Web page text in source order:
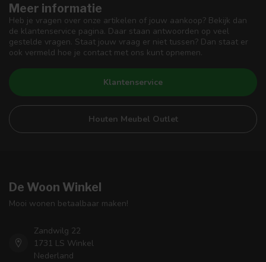
Meer informatie
Heb je vragen over onze artikelen of jouw aankoop? Bekijk dan
de klantenservice pagina. Daar staan antwoorden op veel
gestelde vragen. Staat jouw vraag er niet tussen? Dan staat er
ook vermeld hoe je contact met ons kunt opnemen.
Klantenservice
Houten Meubel Outlet
De Woon Winkel
Mooi wonen betaalbaar maken!
Zandwilg 22
1731 LS Winkel
Nederland